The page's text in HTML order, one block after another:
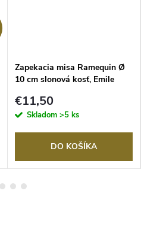
Zapekacia misa Ramequin Ø
10 cm slonová kosť, Emile
€11,50
Skladom >5 ks
DO KOŠÍKA